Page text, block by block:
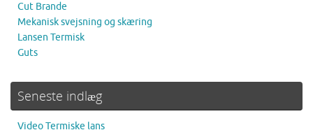
Cut Brande
Mekanisk svejsning og skæring
Lansen Termisk
Guts
Seneste indlæg
Video Termiske lans